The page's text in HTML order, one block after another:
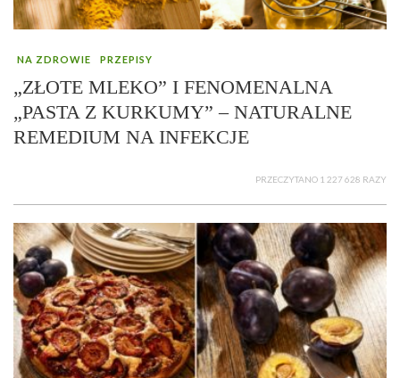
NA ZDROWIE PRZEPISY
„ZŁOTE MLEKO” I FENOMENALNA
„PASTA Z KURKUMY” – NATURALNE
REMEDIUM NA INFEKCJE
PRZECZYTANO 1 227 628 RAZY